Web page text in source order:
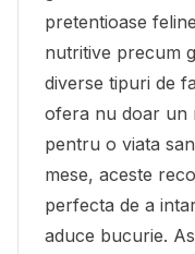
pretentioase
nutritive precum
diverse tipuri de
ofera nu doar un
pentru o viata
mese, aceste
perfecta de a
aduce bucurie.